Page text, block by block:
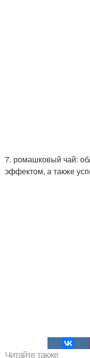
7. ромашковый чай:
эффектом, а также
Читайте также